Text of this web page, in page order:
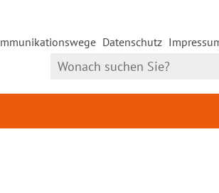
Datenschutz